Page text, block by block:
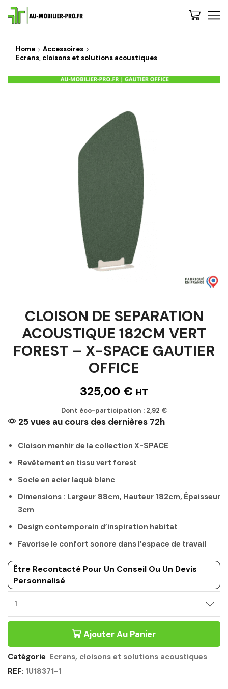
Home
Accessoires
Ecrans, cloisons et solutions acoustiques
CLOISON DE SEPARATION
ACOUSTIQUE 182CM VERT
FOREST – X-SPACE GAUTIER
OFFICE
325,00 € HT
Dont éco-participation : 2,92 €
25 vues au cours des dernières 72h
Cloison menhir de la collection X-SPACE
Revêtement en tissu vert forest
Socle en acier laqué blanc
Dimensions : Largeur 88cm, Hauteur 182cm, Épaisseur
3cm
Design contemporain d’inspiration habitat
Favorise le confort sonore dans l’espace de travail
Être Recontacté Pour Un Conseil Ou Un Devis
Personnalisé
DE
ACOUSTIQUE
VERT
Ajouter Au Panier
Catégorie Ecrans, cloisons et solutions acoustiques
REF: 1U18371-1